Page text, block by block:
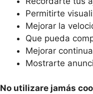
Permitirte
Mejorar la
Que pueda
Mejorar
Mostrarte
No utilizare jamás